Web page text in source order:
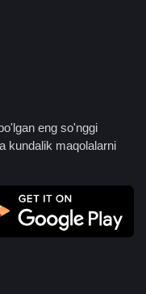
eng so'nggi
kundalik maqolalarni